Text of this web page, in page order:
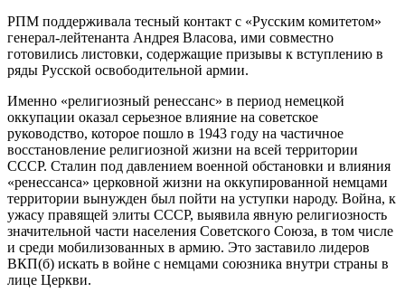
РПМ поддерживала тесный контакт с «Русским комитетом»
генерал-лейтенанта Андрея Власова, ими совместно
готовились листовки, содержащие призывы к вступлению в
ряды Русской освободительной армии.
Именно «религиозный ренессанс» в период немецкой
оккупации оказал серьезное влияние на советское
руководство, которое пошло в 1943 году на частичное
восстановление религиозной жизни на всей территории
СССР. Сталин под давлением военной обстановки и влияния
«ренессанса» церковной жизни на оккупированной немцами
территории вынужден был пойти на уступки народу. Война, к
ужасу правящей элиты СССР, выявила явную религиозность
значительной части населения Советского Союза, в том числе
и среди мобилизованных в армию. Это заставило лидеров
ВКП(б) искать в войне с немцами союзника внутри страны в
лице Церкви.